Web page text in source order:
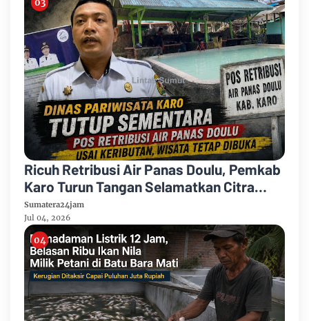
Ricuh Retribusi Air Panas Doulu, Pemkab
Karo Turun Tangan Selamatkan Citra
Pariwisata
Sumatera24jam
Jul 04, 2026